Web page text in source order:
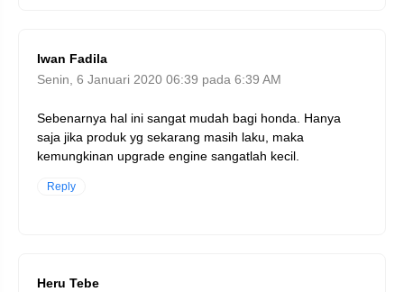
Iwan Fadila
Senin, 6 Januari 2020 06:39 pada 6:39 AM
Sebenarnya hal ini sangat mudah bagi honda. Hanya
saja jika produk yg sekarang masih laku, maka
kemungkinan upgrade engine sangatlah kecil.
Reply
Heru Tebe